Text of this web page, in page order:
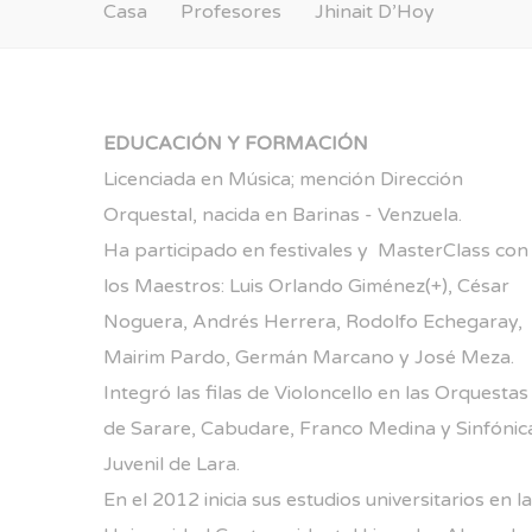
Casa Profesores Jhinait D’Hoy
EDUCACIÓN Y FORMACIÓN
Licenciada en Música; mención Dirección
Orquestal, nacida en Barinas - Venzuela.
Ha participado en festivales y MasterClass con
los Maestros: Luis Orlando Giménez(+), César
Noguera, Andrés Herrera, Rodolfo Echegaray,
Mairim Pardo, Germán Marcano y José Meza.
Integró las filas de Violoncello en las Orquestas
de Sarare, Cabudare, Franco Medina y
Juvenil de Lara.
En el 2012 inicia sus estudios universitarios en la